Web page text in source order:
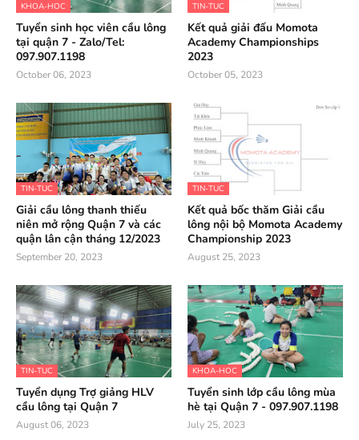
KHOA-HOC
Tuyển sinh học viên cầu lông
tại quận 7 - Zalo/Tel:
097.907.1198
October 06, 2023
TIN-TUC
Kết quả giải đấu Momota
Academy Championships
2023
October 05, 2023
TIN-TUC
Giải cầu lông thanh thiếu
niên mở rộng Quận 7 và các
quận lân cận tháng 12/2023
September 20, 2023
TIN-TUC
Kết quả bốc thăm Giải cầu
lông nội bộ Momota Academy
Championship 2023
August 25, 2023
TIN-TUC
Tuyển dụng Trợ giảng HLV
cầu lông tại Quận 7
August 06, 2023
KHOA-HOC
Tuyển sinh lớp cầu lông mùa
hè tại Quận 7 - 097.907.1198
July 25, 2023